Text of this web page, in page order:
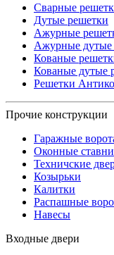
Сварные
Дутые решетки
Ажурные
Ажурные дутые
Кованые
Кованые дутые
Решетки
Прочие конструкции
Гаражные
Оконные ставни
Техничские
Козырьки
Калитки
Распашные
Навесы
Входные двери